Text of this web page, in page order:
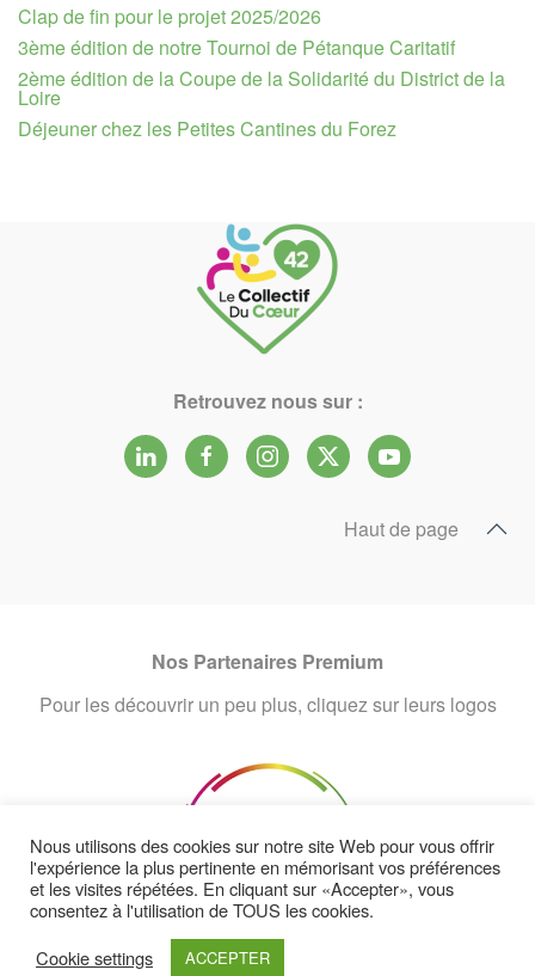
Clap de fin pour le projet 2025/2026
3ème édition de notre Tournoi de Pétanque Caritatif
2ème édition de la Coupe de la Solidarité du District de la
Loire
Déjeuner chez les Petites Cantines du Forez
Retrouvez nous sur :
Haut de page
Nos Partenaires Premium
Pour les découvrir un peu plus, cliquez sur leurs logos
Nous utilisons des cookies sur notre site Web pour vous offrir
l'expérience la plus pertinente en mémorisant vos préférences
et les visites répétées. En cliquant sur «Accepter», vous
consentez à l'utilisation de TOUS les cookies.
Cookie settings
ACCEPTER